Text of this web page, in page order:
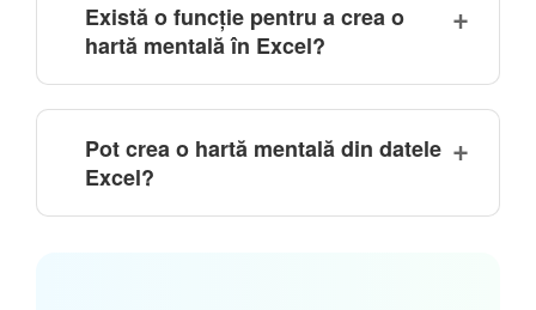
Există o funcție pentru a crea o
hartă mentală în Excel?
Pot crea o hartă mentală din datele
Excel?